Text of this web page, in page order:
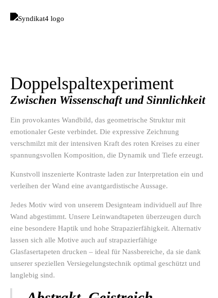
Doppelspaltexperiment
Zwischen Wissenschaft und Sinnlichkeit
Ein provokantes Wandbild, das geometrische Struktur mit
emotionaler Geste verbindet. Die expressive Zeichnung
verschmilzt mit der intensiven Kraft des roten Kreises zu einer
spannungsvollen Komposition, die Dynamik und Tiefe erzeugt.
Kunstvoll inszenierte Kontraste laden zur Interpretation ein und
verleihen der Wand eine avantgardistische Aussage.
Jedes Motiv wird von unserem Designteam individuell auf Ihre
Wand abgestimmt. Unsere Leinwandtapeten überzeugen durch
eine besondere Haptik und hohe Strapazierfähigkeit. Alternativ
lassen sich alle Motive auch auf strapazierfähige
Glasfasertapeten drucken – ideal für Nassbereiche, da sie dank
unserer speziellen Versiegelungstechnik optimal geschützt und
langlebig sind.